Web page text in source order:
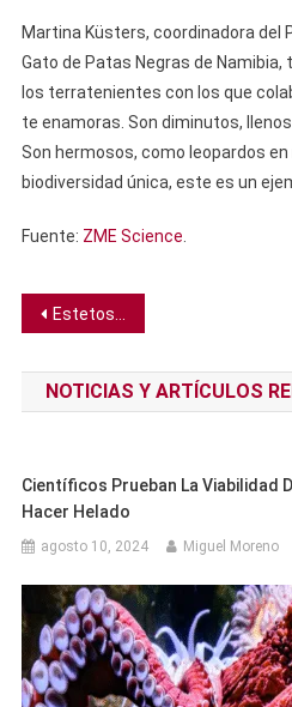
Martina Küsters, coordinadora del
Gato de Patas Negras de
los terratenientes con los que
te enamoras. Son diminutos,
Son hermosos, como leopardos
biodiversidad única, este es un
Fuente: ZME Science
Navegación
de
entradas
Estetoscopios de IA podrían ayudar a detectar enfermedades valvulares cardíacas antes que los médicos de cabecera
NOTICIAS Y ARTÍCULOS
Científicos Prueban La Viabilidad
Hacer Helado
agosto 10, 2024 Miguel Moreno